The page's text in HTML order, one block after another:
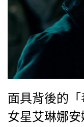
面具背後的
女星艾琳娜